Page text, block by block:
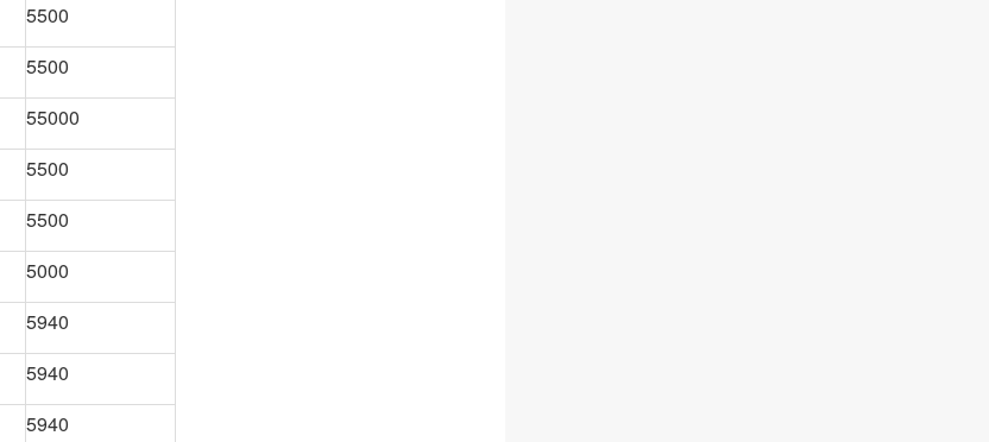
5500
5500
55000
5500
5500
5000
5940
5940
5940